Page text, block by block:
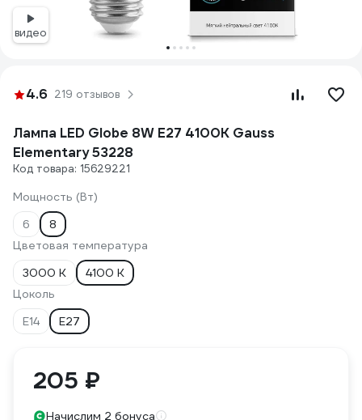
видео
4.6 219 отзывов
Лампа LED Globe 8W E27 4100K Gauss
Elementary 53228
Код товара: 15629221
Мощность (Вт)
6
8
Цветовая температура
3000 К
4100 К
Цоколь
E14
E27
205 ₽
Начислим 2 бонуса